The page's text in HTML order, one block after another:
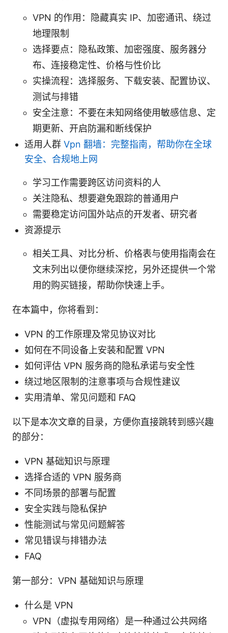
VPN 的作用：隐藏真实 IP、加密通讯、绕过
地理限制
选择要点：隐私政策、加密强度、服务器分
布、连接稳定性、价格与性价比
实操流程：选择服务、下载安装、配置协议、
测试与排错
安全注意：不要在未知网络使用敏感信息、定
期更新、开启防漏和断线保护
适用人群 Vpn 翻墙：完整指南，帮助你在全球
安全、合规地上网
学习工作需要跨区访问资料的人
关注隐私、想要避免跟踪的普通用户
需要稳定访问国外站点的开发者、研究者
资源提示
相关工具、对比分析、价格表与使用指南会在
文末列出以便你继续深挖，另外还提供一个常
用的购买链接，帮助你快速上手。
在本篇中，你将看到：
VPN 的工作原理及常见协议对比
如何在不同设备上安装和配置 VPN
如何评估 VPN 服务商的隐私承诺与安全性
绕过地区限制的注意事项与合规性建议
实用清单、常见问题和 FAQ
以下是本次文章的目录，方便你直接跳转到感兴趣
的部分：
VPN 基础知识与原理
选择合适的 VPN 服务商
不同场景的部署与配置
安全实践与隐私保护
性能测试与常见问题解答
常见错误与排错办法
FAQ
第一部分：VPN 基础知识与原理
什么是 VPN
VPN（虚拟专用网络）是一种通过公共网络